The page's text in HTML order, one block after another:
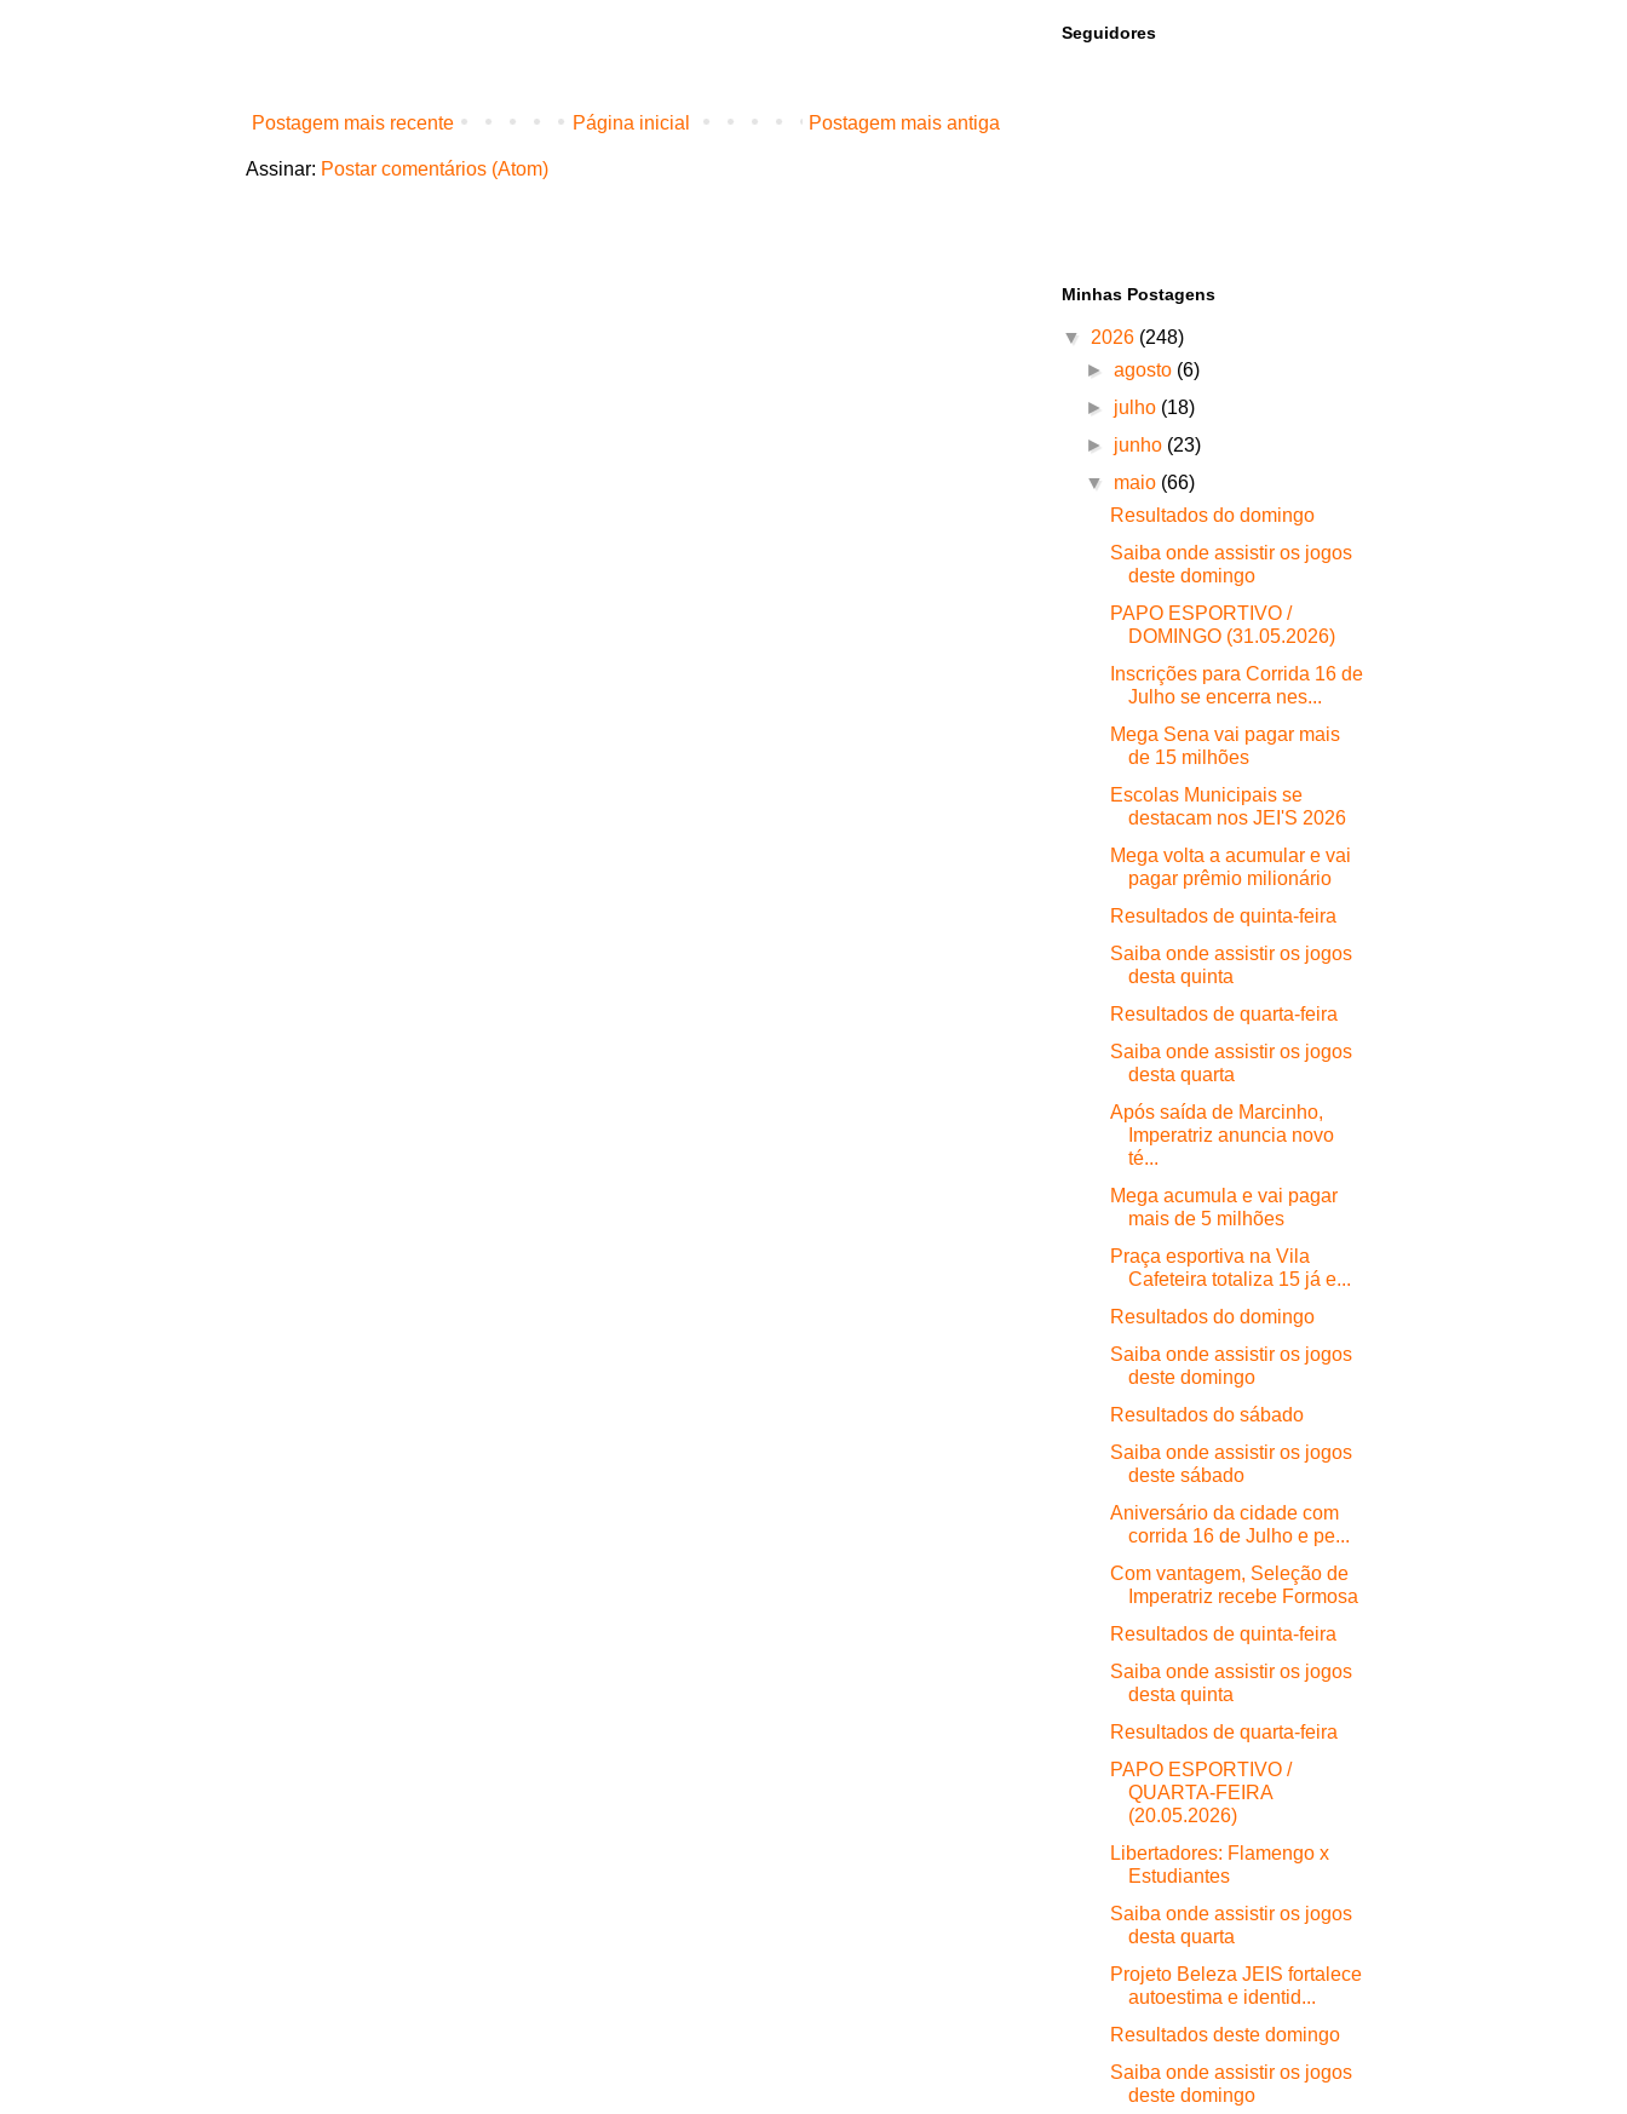
Postagem mais recente Postagem mais antiga
Página inicial
Assinar: Postar comentários (Atom)
Seguidores
Minhas Postagens
▼ 2026 (248)
►agosto (6)
► julho (18)
► junho (23)
▼ maio (66)
Resultados do domingo
Saiba onde assistir os jogos
deste domingo
PAPO ESPORTIVO /
DOMINGO (31.05.2026)
Inscrições para Corrida 16 de
Julho se encerra nes...
Mega Sena vai pagar mais
de 15 milhões
Escolas Municipais se
destacam nos JEI'S 2026
Mega volta a acumular e vai
pagar prêmio milionário
Resultados de quinta-feira
Saiba onde assistir os jogos
desta quinta
Resultados de quarta-feira
Saiba onde assistir os jogos
desta quarta
Após saída de Marcinho,
Imperatriz anuncia novo
té...
Mega acumula e vai pagar
mais de 5 milhões
Praça esportiva na Vila
Cafeteira totaliza 15 já e...
Resultados do domingo
Saiba onde assistir os jogos
deste domingo
Resultados do sábado
Saiba onde assistir os jogos
deste sábado
Aniversário da cidade com
corrida 16 de Julho e pe...
Com vantagem, Seleção de
Imperatriz recebe Formosa
Resultados de quinta-feira
Saiba onde assistir os jogos
desta quinta
Resultados de quarta-feira
PAPO ESPORTIVO /
QUARTA-FEIRA
(20.05.2026)
Libertadores: Flamengo x
Estudiantes
Saiba onde assistir os jogos
desta quarta
Projeto Beleza JEIS fortalece
autoestima e identid...
Resultados deste domingo
Saiba onde assistir os jogos
deste domingo